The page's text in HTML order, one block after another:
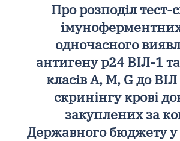
Про розподіл тест-
одночасного
антигену p24 ВІЛ-1
класів A, M, G до ВІЛ
скринінгу крові
закуплених за
Державного бюджету у